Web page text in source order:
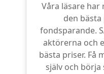
Våra läsare har
den
fondsparande.
aktörerna och
bästa priser. Få
själv och